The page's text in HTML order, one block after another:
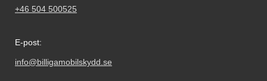
+46 504 500525
E-post:
info@billigamobilskydd.se